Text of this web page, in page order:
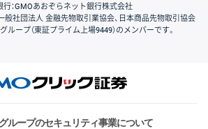
行：GMOあおぞらネット銀行株式会社
般社団法人 金融先物取引業協会、日本商品先物取引協会
ープ（東証プライム上場9449）のメンバーです。
ループのセキュリティ事業について